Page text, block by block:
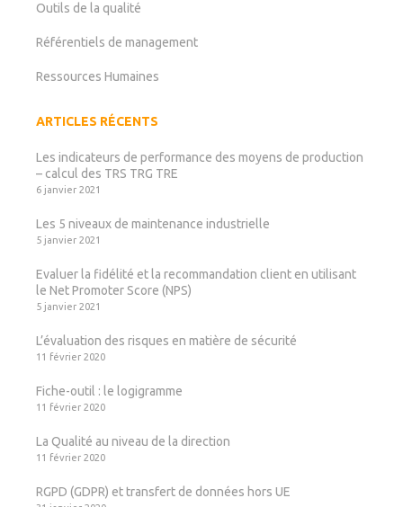
Outils de la qualité
Référentiels de management
Ressources Humaines
ARTICLES RÉCENTS
Les indicateurs de performance des moyens de production
– calcul des TRS TRG TRE
6 janvier 2021
Les 5 niveaux de maintenance industrielle
5 janvier 2021
Evaluer la fidélité et la recommandation client en utilisant
le Net Promoter Score (NPS)
5 janvier 2021
L’évaluation des risques en matière de sécurité
11 février 2020
Fiche-outil : le logigramme
11 février 2020
La Qualité au niveau de la direction
11 février 2020
RGPD (GDPR) et transfert de données hors UE